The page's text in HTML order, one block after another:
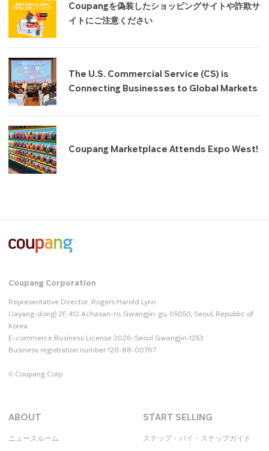
Coupangを偽装したショッピングサイトや詐欺サ
イトにご注意ください
The U.S. Commercial Service (CS) is
Connecting Businesses to Global Markets
Coupang Marketplace Attends Expo West!
Coupang Corporation
Representative Director: Rogers Harold Lynn
(Jayang-dong) 2F, 412 Achasan-ro, Gwangjin-gu, 05050, Seoul, Republic of
Korea
E-commerce Business License 2026-Seoul Gwangjin-1253
Business registration number 120-88-00767
© Coupang Corp
ABOUT
ニュースルーム
START SELLING
ステップ・バイ・ステップガイド